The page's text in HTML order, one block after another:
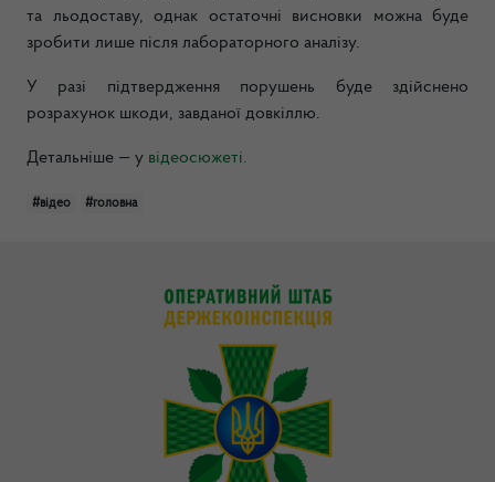
та льодоставу, однак остаточні висновки можна буде
зробити лише після лабораторного аналізу.
У разі підтвердження порушень буде здійснено
розрахунок шкоди, завданої довкіллю.
Детальніше — у відеосюжеті.
#відео #головна